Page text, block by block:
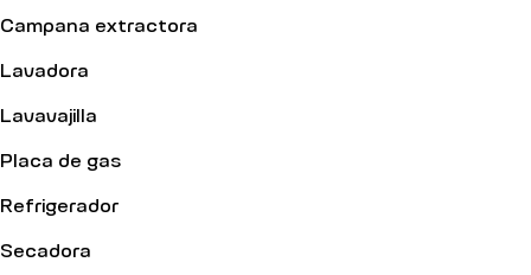
Campana extractora
Lavadora
Lavavajilla
Placa de gas
Refrigerador
Secadora